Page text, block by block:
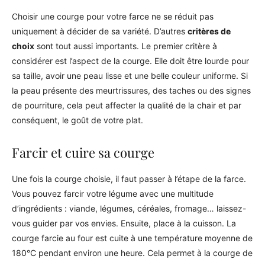
Choisir une courge pour votre farce ne se réduit pas
uniquement à décider de sa variété. D’autres critères de
choix sont tout aussi importants. Le premier critère à
considérer est l’aspect de la courge. Elle doit être lourde pour
sa taille, avoir une peau lisse et une belle couleur uniforme. Si
la peau présente des meurtrissures, des taches ou des signes
de pourriture, cela peut affecter la qualité de la chair et par
conséquent, le goût de votre plat.
Farcir et cuire sa courge
Une fois la courge choisie, il faut passer à l’étape de la farce.
Vous pouvez farcir votre légume avec une multitude
d’ingrédients : viande, légumes, céréales, fromage… laissez-
vous guider par vos envies. Ensuite, place à la cuisson. La
courge farcie au four est cuite à une température moyenne de
180°C pendant environ une heure. Cela permet à la courge de